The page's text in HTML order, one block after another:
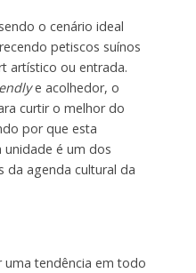
o cenário ideal
petiscos suínos
artístico ou entrada.
e acolhedor, o
curtir o melhor do
por que esta
unidade é um dos
da agenda cultural da
uma tendência em todo